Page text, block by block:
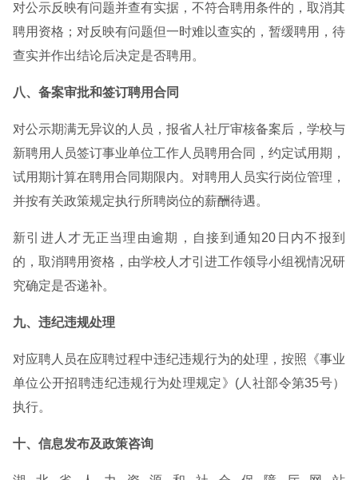
对公示反映有问题并查有实据，不符合聘用条件的，取消其
聘用资格；对反映有问题但一时难以查实的，暂缓聘用，待
查实并作出结论后决定是否聘用。
八、备案审批和签订聘用合同
对公示期满无异议的人员，报省人社厅审核备案后，学校与
新聘用人员签订事业单位工作人员聘用合同，约定试用期，
试用期计算在聘用合同期限内。对聘用人员实行岗位管理，
并按有关政策规定执行所聘岗位的薪酬待遇。
新引进人才无正当理由逾期，自接到通知20日内不报到
的，取消聘用资格，由学校人才引进工作领导小组视情况研
究确定是否递补。
九、违纪违规处理
对应聘人员在应聘过程中违纪违规行为的处理，按照《事业
单位公开招聘违纪违规行为处理规定》(人社部令第35号）
执行。
十、信息发布及政策咨询